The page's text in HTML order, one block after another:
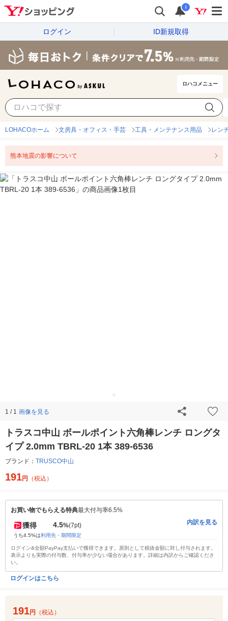
i
ログイン ID新規取得
ロハコメニュー
LOHACOホーム 文房具・オフィス・手芸 工具・メンテナンス用品 レン
熊本地震の影響について
1 / 1 画像を見る
トラスコ中山 ボールポイント六角棒レンチ ロングタ
イプ 2.0mm TBRL-20 1本 389-6536
ブランド： TRUSCO中山
191円 （税込）
お買い物でもらえる特典最大付与率6.5%
獲得 4.5%(7pt)
うち4.5%は利用先・期間限定
内訳を見る
ログイン&全額PayPay支払いで獲得できます。原則として税抜金額に対し付与されます。
表示よりも実際の付与数、付与率が少ない場合があります。詳細は内訳からご確認くださ
い。
ログインはこちら
191円 （税込）